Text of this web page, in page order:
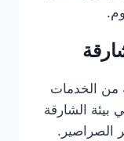
من الخدمات
بيئة الشارقة
الصراصير.